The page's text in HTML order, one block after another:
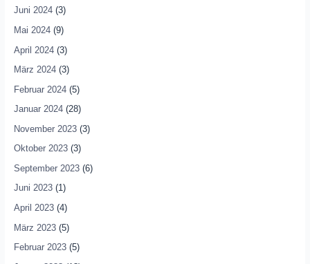
Juni 2024(3)
Mai 2024(9)
April 2024(3)
März 2024(3)
Februar 2024(5)
Januar 2024(28)
November 2023(3)
Oktober 2023(3)
September 2023(6)
Juni 2023(1)
April 2023(4)
März 2023(5)
Februar 2023(5)